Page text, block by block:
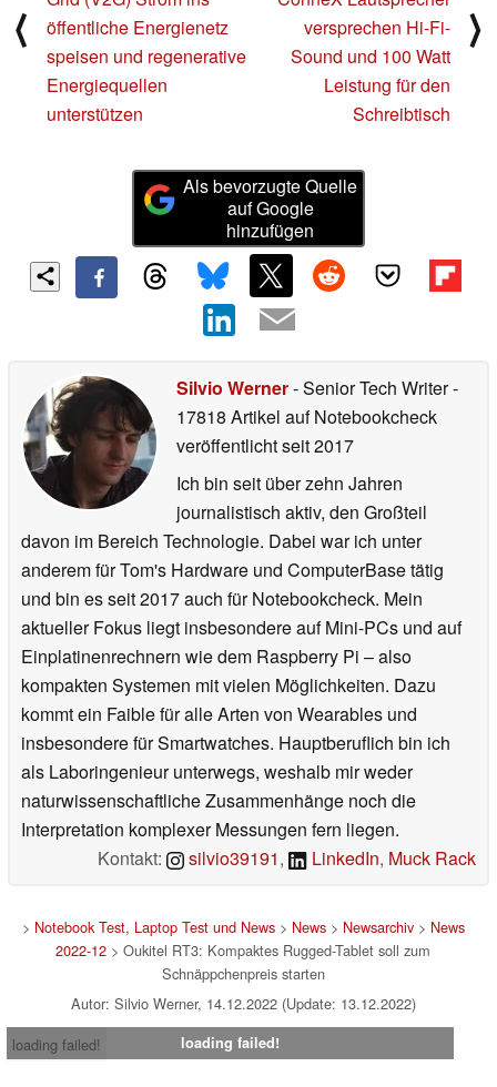
⟨
öffentliche Energienetz
speisen und regenerative
Energiequellen
unterstützen
versprechen Hi-Fi-
Sound und 100 Watt
Leistung für den
Schreibtisch
⟩
Als bevorzugte Quelle
auf Google
hinzufügen
Silvio Werner- Senior Tech Writer-
17818 Artikel auf Notebookcheck
veröffentlichtseit 2017
Ich bin seit über zehn Jahren
journalistisch aktiv, den Großteil
davon im Bereich Technologie. Dabei war ich unter
anderem für Tom's Hardware und ComputerBase tätig
und bin es seit 2017 auch für Notebookcheck. Mein
aktueller Fokus liegt insbesondere auf Mini-PCs und auf
Einplatinenrechnern wie dem Raspberry Pi – also
kompakten Systemen mit vielen Möglichkeiten. Dazu
kommt ein Faible für alle Arten von Wearables und
insbesondere für Smartwatches. Hauptberuflich bin ich
als Laboringenieur unterwegs, weshalb mir weder
naturwissenschaftliche Zusammenhänge noch die
Interpretation komplexer Messungen fern liegen.
Kontakt:
silvio39191, LinkedIn, Muck Rack
> Notebook Test, Laptop Test und News> News> Newsarchiv> News
2022-12 > Oukitel RT3: Kompaktes Rugged-Tablet soll zum
Schnäppchenpreis starten
Autor: Silvio Werner, 14.12.2022 (Update: 13.12.2022)
loading failed!
loading failed!